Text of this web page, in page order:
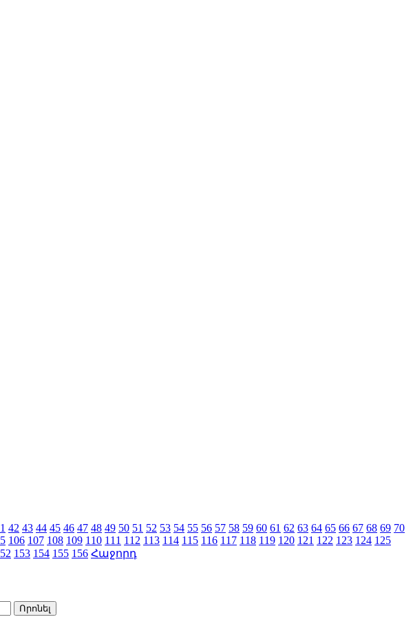
42 43 44 45 46 47 48 49 50 51 52 53 54 55 56 57 58 59 60 61 62 63 64 65 66 67 68 69 70
106 107 108 109 110 111 112 113 114 115 116 117 118 119 120 121 122 123 124 125
153 154 155 156 Հաջորդ
Որոնել